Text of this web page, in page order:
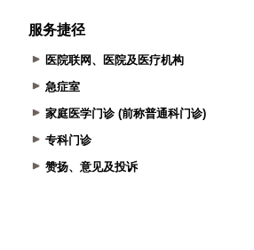
服务捷径
医院联网、医院及医疗机构
急症室
家庭医学门诊 (前称普通科门诊)
专科门诊
赞扬、意见及投诉